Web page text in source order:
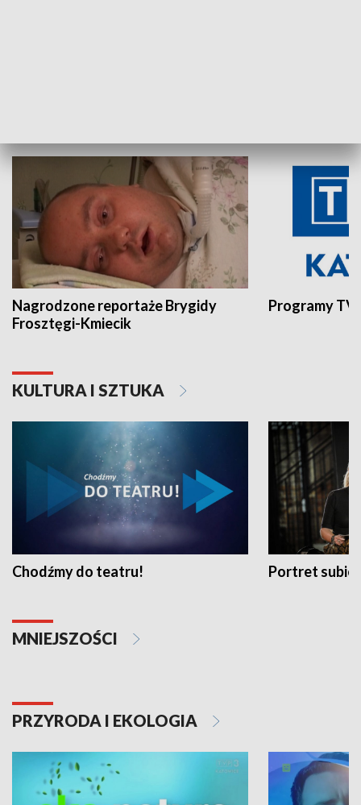
Nagrodzone reportaże Brygidy
Frosztęgi-Kmiecik
Programy
KULTURA I SZTUKA
Chodźmy do teatru! Portret
MNIEJSZOŚCI
PRZYRODA I EKOLOGIA